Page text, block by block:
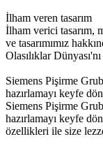
İlham veren tasarım
İlham verici tasarım,
ve tasarımımız
Olasılıklar
Siemens Pişirme
hazırlamayı keyfe
Siemens Pişirme
hazırlamayı keyfe
özellikleri ile size